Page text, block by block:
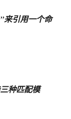
来引用一个命
种匹配模